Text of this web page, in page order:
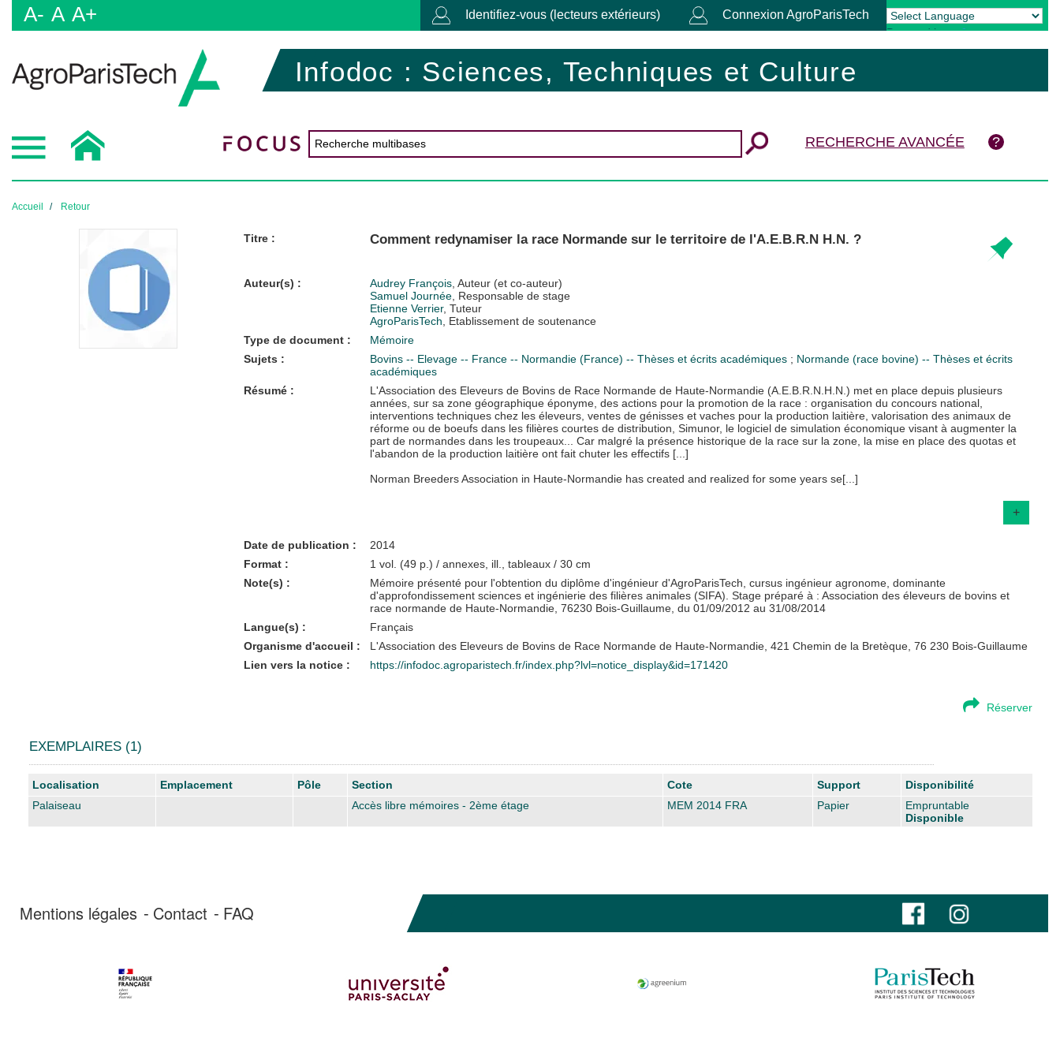
A- A A+ Identifiez-vous (lecteurs extérieurs) Connexion AgroParisTech
Powered by Translate
Infodoc : Sciences, Techniques et Culture
RECHERCHE AVANCÉE
Accueil Retour
Titre : Comment redynamiser la race Normande sur le territoire de l'A.E.B.R.N H.N. ?
Auteur(s) : Audrey François, Auteur (et co-auteur)
Samuel Journée, Responsable de stage
Etienne Verrier, Tuteur
AgroParisTech , Etablissement de soutenance
Type de document :
Mémoire
Sujets :
Bovins -- Elevage -- France -- Normandie (France) -- Thèses et écrits académiques ; Normande (race bovine) -- Thèses et écrits
académiques
Résumé :
L'Association des Eleveurs de Bovins de Race Normande de Haute-Normandie (A.E.B.R.N.H.N.) met en place depuis plusieurs
années, sur sa zone géographique éponyme, des actions pour la promotion de la race : organisation du concours national,
interventions techniques chez les éleveurs, ventes de génisses et vaches pour la production laitière, valorisation des animaux de
réforme ou de boeufs dans les filières courtes de distribution, Simunor, le logiciel de simulation économique visant à augmenter la
part de normandes dans les troupeaux... Car malgré la présence historique de la race sur la zone, la mise en place des quotas et
l'abandon de la production laitière ont fait chuter les effectifs [...]
Norman Breeders Association in Haute-Normandie has created and realized for some years se[...]
+
Date de publication :
2014
Format :
1 vol. (49 p.) / annexes, ill., tableaux / 30 cm
Note(s) :
Mémoire présenté pour l'obtention du diplôme d'ingénieur d'AgroParisTech, cursus ingénieur agronome, dominante
d'approfondissement sciences et ingénierie des filières animales (SIFA). Stage préparé à : Association des éleveurs de bovins et
race normande de Haute-Normandie, 76230 Bois-Guillaume, du 01/09/2012 au 31/08/2014
Langue(s) :
Français
Organisme d'accueil :
L'Association des Eleveurs de Bovins de Race Normande de Haute-Normandie, 421 Chemin de la Bretèque, 76 230 Bois-Guillaume
Lien vers la notice :
https://infodoc.agroparistech.fr/index.php?lvl=notice_display&id=171420
Réserver
EXEMPLAIRES (1)
Liste des exemplaires
Localisation Emplacement Pôle Section Cote Support
Disponibilité
Palaiseau
Accès libre mémoires - 2ème étage MEM 2014 FRA Papier
Empruntable
Disponible
Mentions légales Contact FAQ